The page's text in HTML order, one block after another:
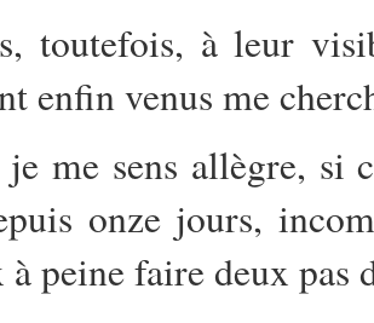
toutefois, à leur
enfin venus me
me sens allègre, si
onze jours,
peine faire deux pas